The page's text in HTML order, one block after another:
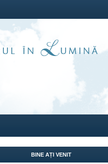
BINE AȚI VENIT